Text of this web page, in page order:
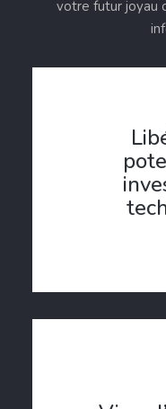
votre futur joyau